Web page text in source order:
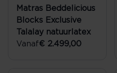
Matras Beddelicious
Blocks Exclusive
Talalay natuurlatex
Vanaf€ 2.499,00